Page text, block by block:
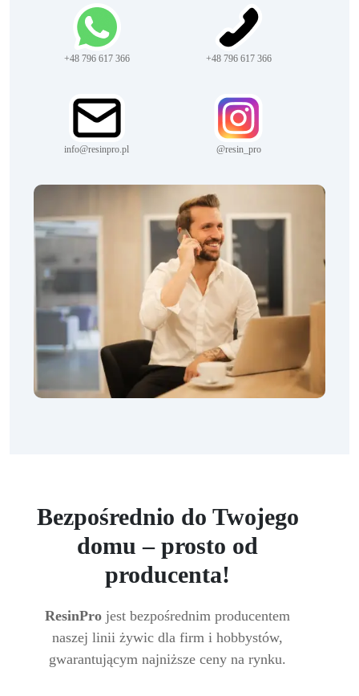
+48 796 617 366 +48 796 617 366
info@resinpro.pl @resin_pro
Bezpośrednio do Twojego
domu – prosto od
producenta!
ResinPro jest bezpośrednim producentem
naszej linii żywic dla firm i hobbystów,
gwarantującym najniższe ceny na rynku.